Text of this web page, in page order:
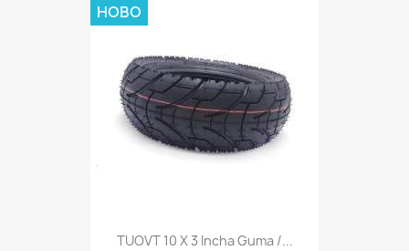
TUOVT 10 X 3 Incha Guma /...
НОВО